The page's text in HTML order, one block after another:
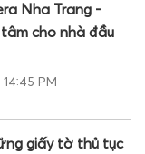
Nha Trang -
cho nhà đầu
PM
giấy tờ thủ tục